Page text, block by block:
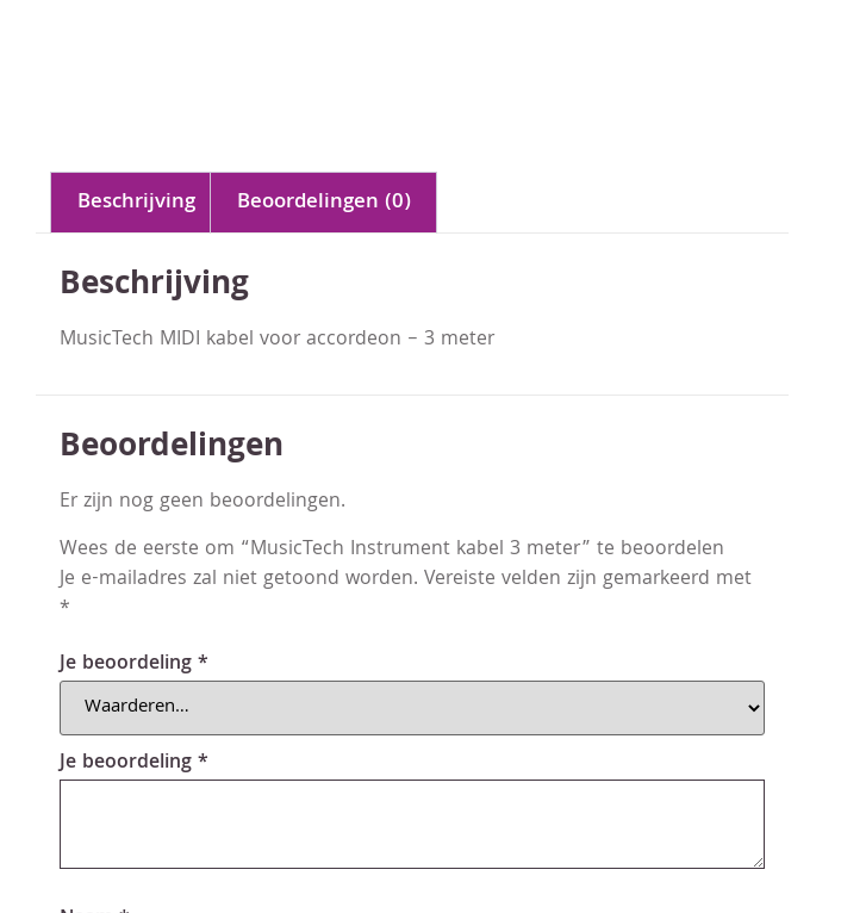
Beschrijving Beoordelingen (0)
Beschrijving
MusicTech MIDI kabel voor accordeon – 3 meter
Beoordelingen
Er zijn nog geen beoordelingen.
Wees de eerste om “MusicTech Instrument kabel 3 meter” te beoordelen
Je e-mailadres zal niet getoond worden. Vereiste velden zijn gemarkeerd met
*
Je beoordeling*
Je beoordeling*